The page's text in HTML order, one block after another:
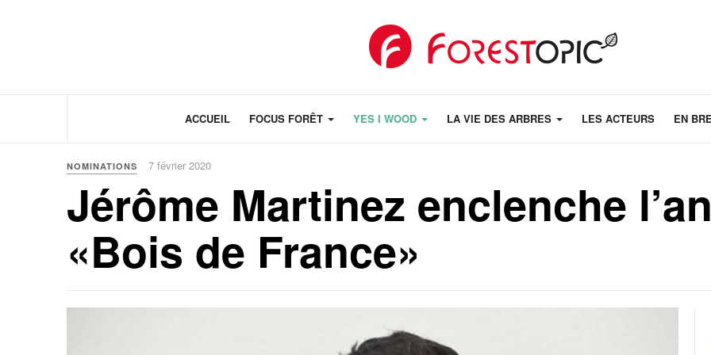
ACCUEIL FOCUS FORÊT YES I WOOD LA VIE DES ARBRES LES ACTEURS EN
NOMINATIONS 7 février 2020
Jérôme Martinez enclenche
«Bois de France»